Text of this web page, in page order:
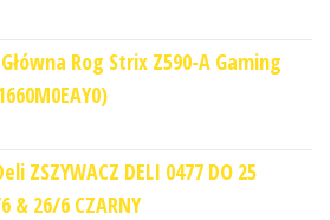
Rog Strix Z590-A Gaming
ZSZYWACZ DELI 0477 DO 25
& 26/6 CZARNY